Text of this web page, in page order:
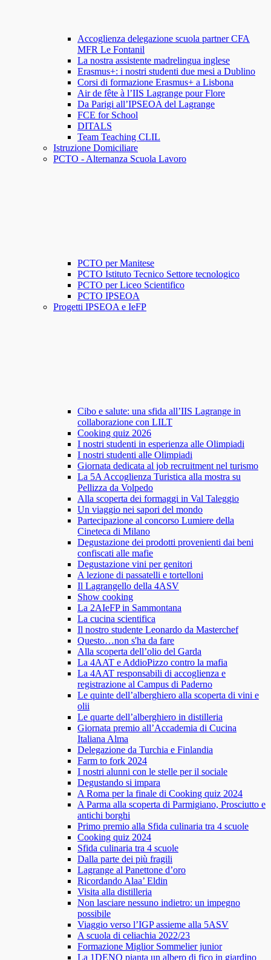
Accoglienza delegazione scuola partner CFA
MFR Le Fontanil
La nostra assistente madrelingua inglese
Erasmus+: i nostri studenti due mesi a Dublino
Corsi di formazione Erasmus+ a Lisbona
Air de fête à l’IIS Lagrange pour Flore
Da Parigi all’IPSEOA del Lagrange
FCE for School
DITALS
Team Teaching CLIL
Istruzione Domiciliare
PCTO - Alternanza Scuola Lavoro
PCTO per Manitese
PCTO Istituto Tecnico Settore tecnologico
PCTO per Liceo Scientifico
PCTO IPSEOA
Progetti IPSEOA e IeFP
Cibo e salute: una sfida all’IIS Lagrange in
collaborazione con LILT
Cooking quiz 2026
I nostri studenti in esperienza alle Olimpiadi
I nostri studenti alle Olimpiadi
Giornata dedicata al job recruitment nel turismo
La 5A Accoglienza Turistica alla mostra su
Pellizza da Volpedo
Alla scoperta dei formaggi in Val Taleggio
Un viaggio nei sapori del mondo
Partecipazione al concorso Lumiere della
Cineteca di Milano
Degustazione dei prodotti provenienti dai beni
confiscati alle mafie
Degustazione vini per genitori
A lezione di passatelli e tortelloni
Il Lagrangello della 4ASV
Show cooking
La 2AIeFP in Sammontana
La cucina scientifica
Il nostro studente Leonardo da Masterchef
Questo…non s'ha da fare
Alla scoperta dell’olio del Garda
La 4AAT e AddioPizzo contro la mafia
La 4AAT responsabili di accoglienza e
registrazione al Campus di Paderno
Le quinte dell’alberghiero alla scoperta di vini e
olii
Le quarte dell’alberghiero in distilleria
Giornata premio all’Accademia di Cucina
Italiana Alma
Delegazione da Turchia e Finlandia
Farm to fork 2024
I nostri alunni con le stelle per il sociale
Degustando si impara
A Roma per la finale di Cooking quiz 2024
A Parma alla scoperta di Parmigiano, Prosciutto e
antichi borghi
Primo premio alla Sfida culinaria tra 4 scuole
Cooking quiz 2024
Sfida culinaria tra 4 scuole
Dalla parte dei più fragili
Lagrange al Panettone d’oro
Ricordando Alaa’ Eldin
Visita alla distilleria
Non lasciare nessuno indietro: un impegno
possibile
Viaggio verso l’IGP assieme alla 5ASV
A scuola di celiachia 2022/23
Formazione Miglior Sommelier junior
La 1DENO pianta un albero di fico in giardino